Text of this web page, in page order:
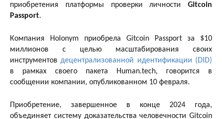
приобретения платформы проверки личности Gitcoin
Passport.
Компания Holonym приобрела Gitcoin Passport за $10
миллионов с целью масштабирования своих
инструментовдецентрализованной идентификации (DID)
в рамках своего пакета Human.tech, говорится в
сообщении компании, опубликованном 10 февраля.
Приобретение, завершенное в конце 2024 года,
объединяет систему доказательства человечности Gitcoin